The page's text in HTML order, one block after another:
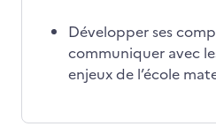
Développer ses
communiquer avec
enjeux de l’école